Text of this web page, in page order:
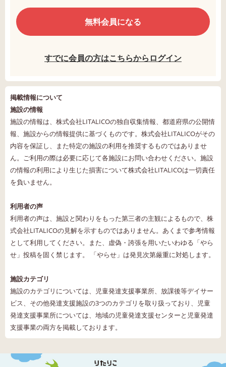
無料会員になる
すでに会員の方はこちらからログイン
掲載情報について
施設の情報
施設の情報は、株式会社LITALICOの独自収集情報、都道府県の公開情
報、施設からの情報提供に基づくものです。株式会社LITALICOがその
内容を保証し、また特定の施設の利用を推奨するものではありませ
ん。ご利用の際は必要に応じて各施設にお問い合わせください。施設
の情報の利用により生じた損害について株式会社LITALICOは一切責任
を負いません。
利用者の声
利用者の声は、施設と関わりをもった第三者の主観によるもので、株
式会社LITALICOの見解を示すものではありません。あくまで参考情報
として利用してください。また、虚偽・誇張を用いたいわゆる「やら
せ」投稿を固く禁じます。 「やらせ」は発見次第厳重に対処します。
施設カテゴリ
施設のカテゴリについては、児童発達支援事業所、放課後等デイサー
ビス、その他発達支援施設の3つのカテゴリを取り扱っており、児童
発達支援事業所については、地域の児童発達支援センターと児童発達
支援事業の両方を掲載しております。